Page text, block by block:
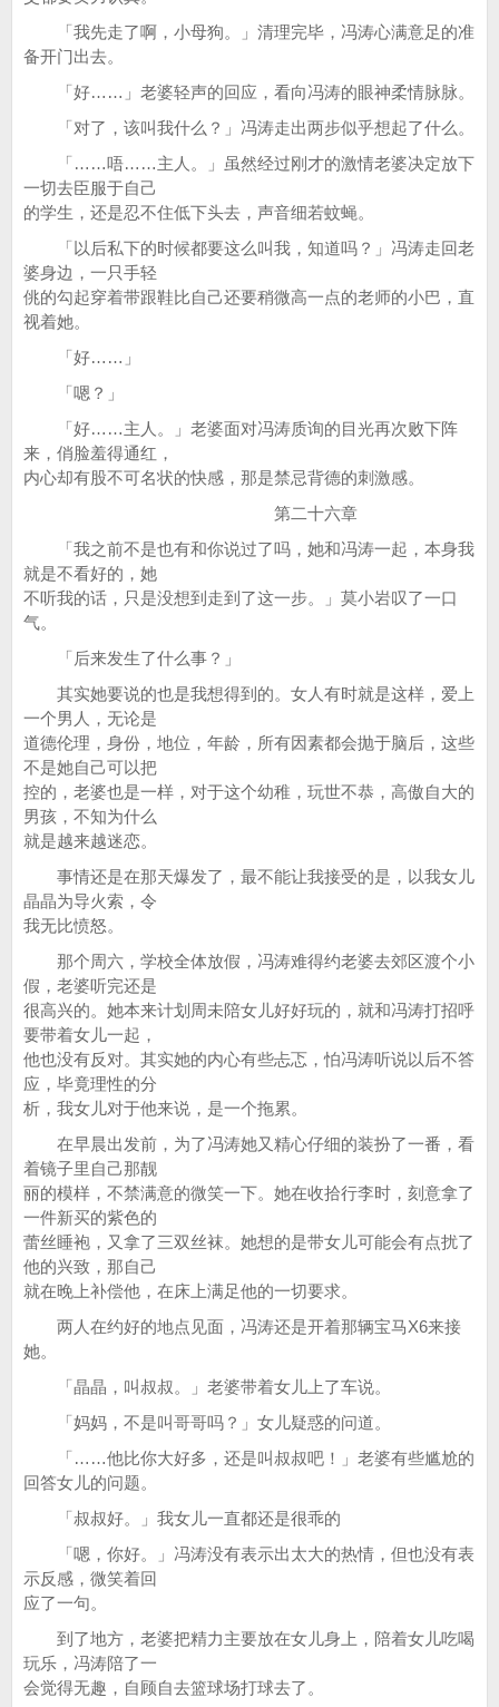
「我先走了啊，小母狗。」清理完毕，冯涛心满意足的准
备开门出去。
「好……」老婆轻声的回应，看向冯涛的眼神柔情脉脉。
「对了，该叫我什么？」冯涛走出两步似乎想起了什么。
「……唔……主人。」虽然经过刚才的激情老婆决定放下
一切去臣服于自己
的学生，还是忍不住低下头去，声音细若蚊蝇。
「以后私下的时候都要这么叫我，知道吗？」冯涛走回老
婆身边，一只手轻
佻的勾起穿着带跟鞋比自己还要稍微高一点的老师的小巴，直
视着她。
「好……」
「嗯？」
「好……主人。」老婆面对冯涛质询的目光再次败下阵
来，俏脸羞得通红，
内心却有股不可名状的快感，那是禁忌背德的刺激感。
第二十六章
「我之前不是也有和你说过了吗，她和冯涛一起，本身我
就是不看好的，她
不听我的话，只是没想到走到了这一步。」莫小岩叹了一口
气。
「后来发生了什么事？」
其实她要说的也是我想得到的。女人有时就是这样，爱上
一个男人，无论是
道德伦理，身份，地位，年龄，所有因素都会抛于脑后，这些
不是她自己可以把
控的，老婆也是一样，对于这个幼稚，玩世不恭，高傲自大的
男孩，不知为什么
就是越来越迷恋。
事情还是在那天爆发了，最不能让我接受的是，以我女儿
晶晶为导火索，令
我无比愤怒。
那个周六，学校全体放假，冯涛难得约老婆去郊区渡个小
假，老婆听完还是
很高兴的。她本来计划周未陪女儿好好玩的，就和冯涛打招呼
要带着女儿一起，
他也没有反对。其实她的内心有些忐忑，怕冯涛听说以后不答
应，毕竟理性的分
析，我女儿对于他来说，是一个拖累。
在早晨出发前，为了冯涛她又精心仔细的装扮了一番，看
着镜子里自己那靓
丽的模样，不禁满意的微笑一下。她在收拾行李时，刻意拿了
一件新买的紫色的
蕾丝睡袍，又拿了三双丝袜。她想的是带女儿可能会有点扰了
他的兴致，那自己
就在晚上补偿他，在床上满足他的一切要求。
两人在约好的地点见面，冯涛还是开着那辆宝马X6来接
她。
「晶晶，叫叔叔。」老婆带着女儿上了车说。
「妈妈，不是叫哥哥吗？」女儿疑惑的问道。
「……他比你大好多，还是叫叔叔吧！」老婆有些尴尬的
回答女儿的问题。
「叔叔好。」我女儿一直都还是很乖的
「嗯，你好。」冯涛没有表示出太大的热情，但也没有表
示反感，微笑着回
应了一句。
到了地方，老婆把精力主要放在女儿身上，陪着女儿吃喝
玩乐，冯涛陪了一
会觉得无趣，自顾自去篮球场打球去了。